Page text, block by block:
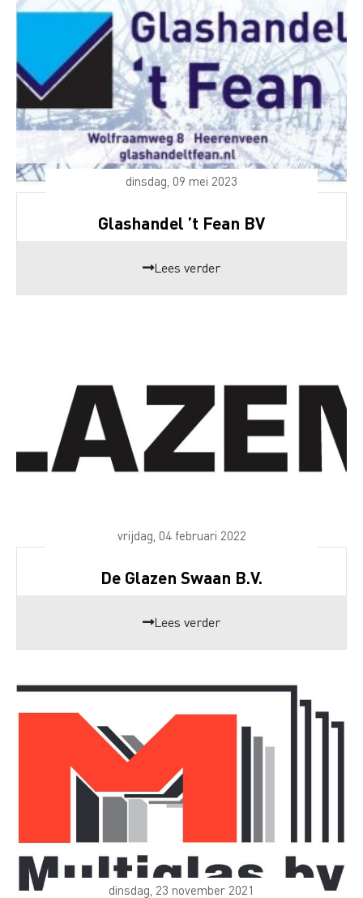
dinsdag, 09 mei 2023
Glashandel ’t Fean BV
Lees verder
vrijdag, 04 februari 2022
De Glazen Swaan B.V.
Lees verder
dinsdag, 23 november 2021